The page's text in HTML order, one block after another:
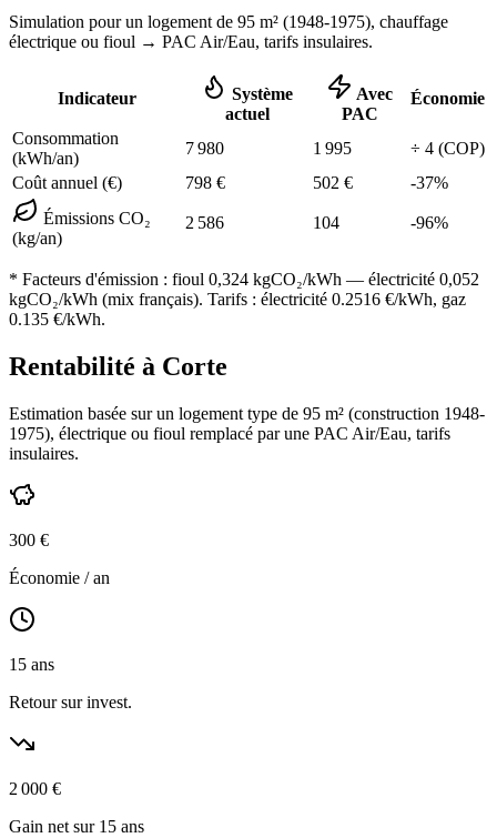
Simulation pour un logement de 95 m² (1948-1975), chauffage
électrique ou fioul → PAC Air/Eau, tarifs insulaires.
Indicateur
Système
actuel
Avec
PAC
Économie
Consommation
(kWh/an)
7 980 1 995 ÷ 4 (COP)
Coût annuel (€)
798 € 502 € -37%
Émissions CO₂
(kg/an)
2 586 104 -96%
* Facteurs d'émission : fioul 0,324 kgCO₂/kWh — électricité 0,052
kgCO₂/kWh (mix français). Tarifs : électricité 0.2516 €/kWh, gaz
0.135 €/kWh.
Rentabilité à Corte
Estimation basée sur un logement type de 95 m² (construction 1948-
1975), électrique ou fioul remplacé par une PAC Air/Eau, tarifs
insulaires.
300 €
Économie / an
15 ans
Retour sur invest.
2 000 €
Gain net sur 15 ans